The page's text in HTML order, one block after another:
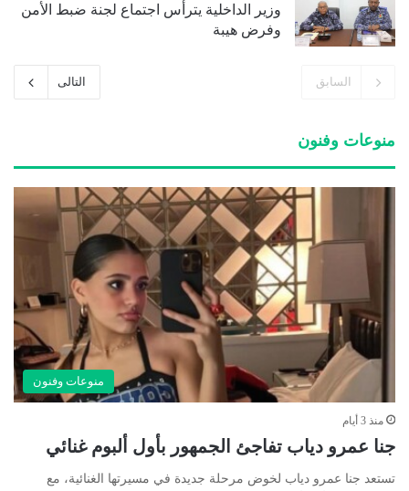
وزير الداخلية يترأس اجتماع لجنة ضبط الأمن
وفرض هيبة
السابق التالى
منوعات وفنون
منوعات وفنون
منذ 3 أيام
جنا عمرو دياب تفاجئ الجمهور بأول ألبوم غنائي
تستعد جنا عمرو دياب لخوض مرحلة جديدة في مسيرتها الغنائية، مع